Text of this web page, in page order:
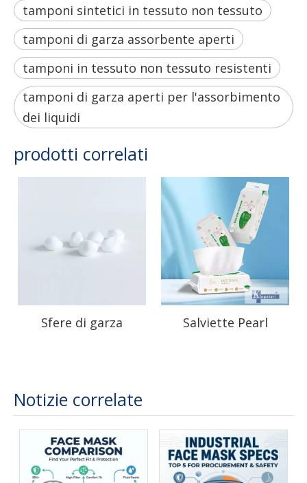
tamponi sintetici in tessuto non tessuto
tamponi di garza assorbente aperti
tamponi in tessuto non tessuto resistenti
tamponi di garza aperti per l'assorbimento
dei liquidi
prodotti correlati
Sfere di garza
Salviette Pearl
Notizie correlate